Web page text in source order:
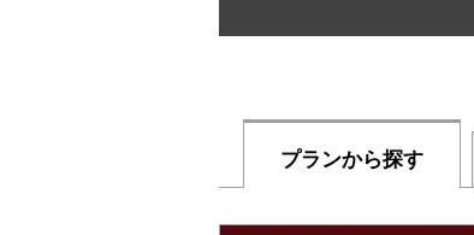
プランから探す